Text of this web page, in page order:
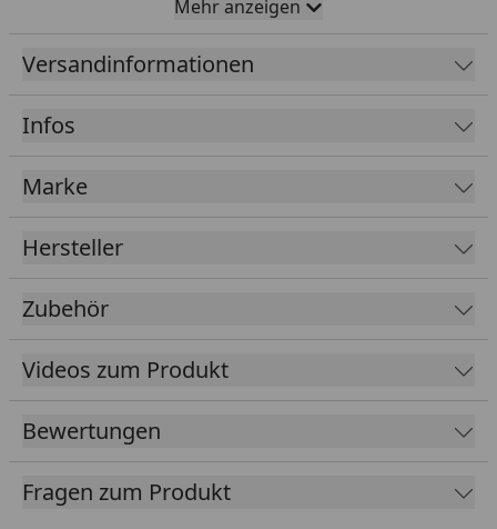
Vollholz-, Milchglas- oder Halbglastür erhältlich und
ermöglicht einen bequemen Zugang – ideal zur
Aufbewahrung von Gartengeräten, Fahrrädern oder
Ausführung: naturbelassen
Sockelmaß: 300 x 300 cm
Gesamtmaß: 340 x 340 cm
Pultdach-Gartenhaus in Top Qualität
Hochwertige Leimholzdoppeltür (verschiedene
Türmodelle)
Wahlweise als Vollholz-, Milchglas- oder
Halbglastür
34 mm Bohle mit Doppelnut
18 mm Fußbodenbretter
Tipp: Unter folgendem
Mehr anzeigen
Versandinformationen
Infos
Marke
Hersteller
Zubehör
Videos zum Produkt
Bewertungen
Fragen zum Produkt